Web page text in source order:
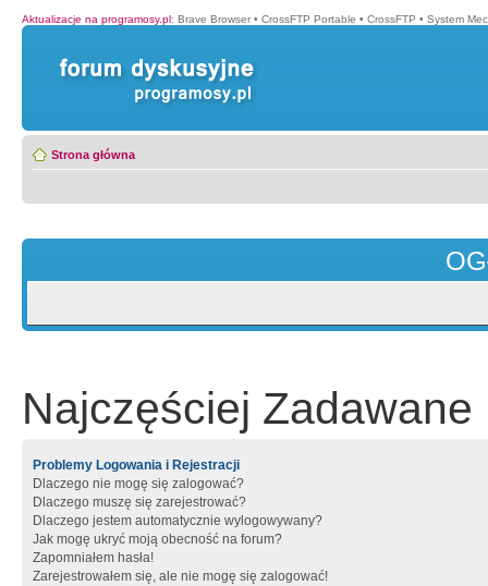
Aktualizacje na programosy.pl: Brave Browser • CrossFTP Portable • CrossFTP • System
Strona główna
Najczęściej Zadawane
Problemy Logowania i Rejestracji
Dlaczego nie mogę się zalogować?
Dlaczego muszę się zarejestrować?
Dlaczego jestem automatycznie wylogowywany?
Jak mogę ukryć moją obecność na forum?
Zapomniałem hasła!
Zarejestrowałem się, ale nie mogę się zalogować!